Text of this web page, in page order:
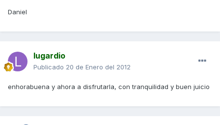
Daniel
lugardio
Publicado 20 de Enero del 2012
enhorabuena y ahora a disfrutarla, con tranquilidad y buen juicio